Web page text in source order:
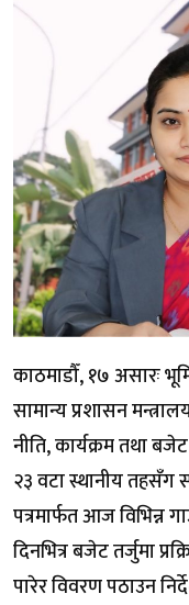
काठमाडौँ, १७ असारः
सामान्य प्रशासन
नीति, कार्यक्रम तथा
२३ वटा स्थानीय तहसँग
पत्रमार्फत आज विभिन्न
दिनभित्र बजेट तर्जुमा
पारेर विवरण पठाउन